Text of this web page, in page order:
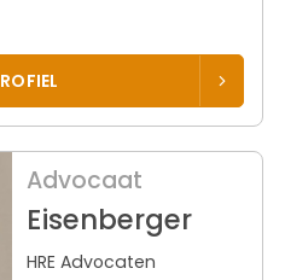
Advocaat
Eisenberger
HRE Advocaten